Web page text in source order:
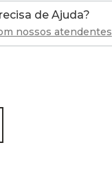
de Ajuda?
nossos atendentes